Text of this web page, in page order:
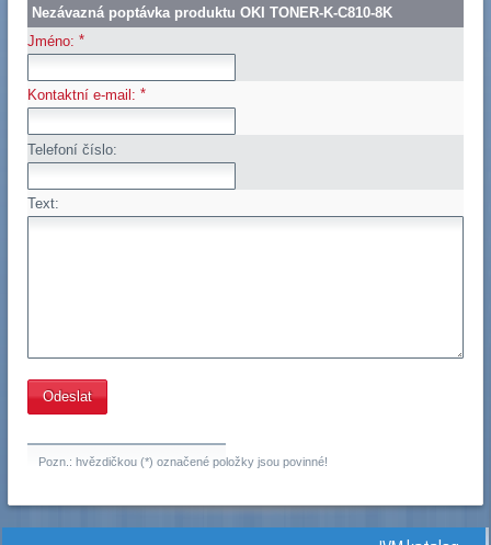
Nezávazná poptávka produktu OKI TONER-K-C810-8K
Jméno: *
Kontaktní e-mail: *
Telefoní číslo:
Text:
Pozn.: hvězdičkou (*) označené položky jsou povinné!